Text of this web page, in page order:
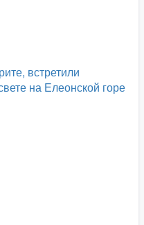
встретили
на Елеонской горе